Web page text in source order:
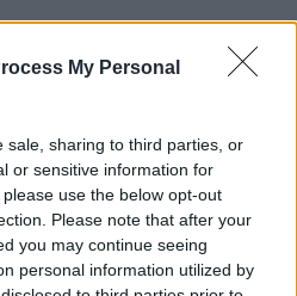
My Personal
sale, sharing to third parties, or
or sensitive information for
use the below opt-out
Please note that after your
you may continue seeing
personal information utilized by
στην τράπεζα,σου λένε